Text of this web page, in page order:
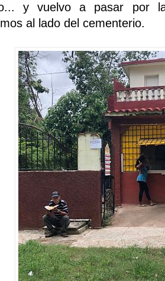
y vuelvo a pasar por
al lado del cementerio.